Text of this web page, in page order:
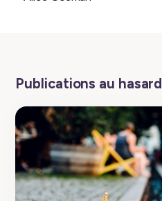
Publications au hasard